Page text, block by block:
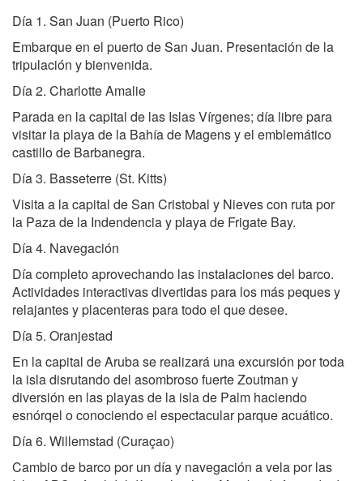
Día 1. San Juan (Puerto Rico)
Embarque en el puerto de San Juan. Presentación de la
tripulación y bienvenida.
Día 2. Charlotte Amalie
Parada en la capital de las Islas Vírgenes; día libre para
visitar la playa de la Bahía de Magens y el emblemático
castillo de Barbanegra.
Día 3. Basseterre (St. Kitts)
Visita a la capital de San Cristobal y Nieves con ruta por
la Paza de la Indendencia y playa de Frigate Bay.
Día 4. Navegación
Día completo aprovechando las instalaciones del barco.
Actividades interactivas divertidas para los más peques y
relajantes y placenteras para todo el que desee.
Día 5. Oranjestad
En la capital de Aruba se realizará una excursión por toda
la isla disrutando del asombroso fuerte Zoutman y
diversión en las playas de la isla de Palm haciendo
esnórqel o conociendo el espectacular parque acuático.
Día 6. Willemstad (Curaçao)
Cambio de barco por un día y navegación a vela por las